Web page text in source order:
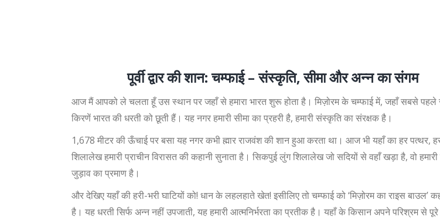
पूर्वी द्वार की शान: चम्फाई – संस्कृति, सीमा और अन्न का संगम
आज मैं आपको ले चलता हूँ उस स्थान पर जहाँ से हमारा भारत शुरू होता है। मिज़ोरम के चम्फाई में, जहाँ सबसे
किरणें भारत की धरती को छूती हैं। यह नगर हमारी सीमा का प्रहरी है, हमारी संस्कृति का संरक्षक है।
1,678 मीटर की ऊँचाई पर बसा यह नगर कभी ह्मार राजवंश की शान हुआ करता था। आज भी यहाँ का हर पत्थर,
शिलालेख हमारी प्राचीन विरासत की कहानी सुनाता है। सिकपुई लुंग शिलालेख जो सदियों से वहाँ खड़ा है, वो
जुड़ाव का प्रमाण है।
और देखिए यहाँ की हरी-भरी घाटियों को! धान के लहलहाते खेत! इसीलिए तो चम्फाई को ‘मिज़ोरम का राइस बाउल’
है। यह धरती सिर्फ अन्न नहीं उपजाती, यह हमारी आत्मनिर्भरता का प्रतीक है। यहाँ के किसान अपने परिश्रम से पूरे